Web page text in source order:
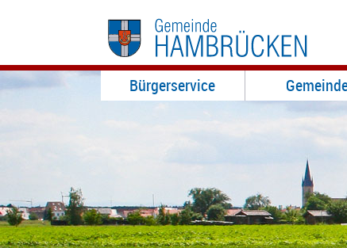
Bürgerservice